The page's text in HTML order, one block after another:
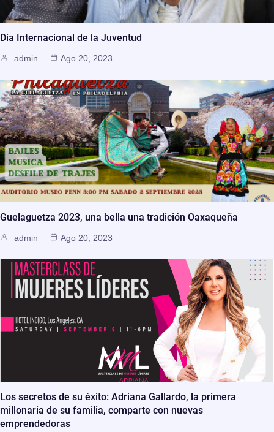
Dia Internacional de la Juventud
admin Ago 20, 2023
Guelaguetza 2023, una bella una tradición Oaxaqueña
admin Ago 20, 2023
Los secretos de su éxito: Adriana Gallardo, la primera
millonaria de su familia, comparte con nuevas
emprendedoras